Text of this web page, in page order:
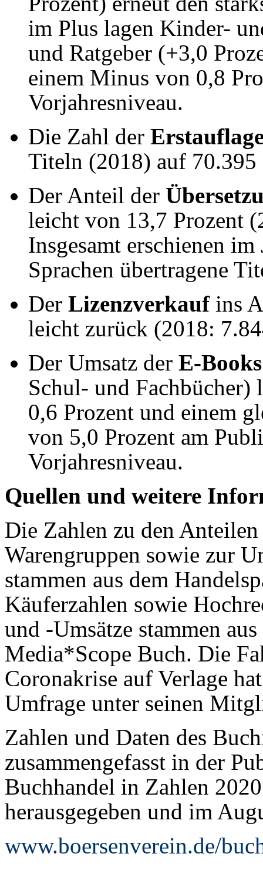
im Plus lagen Kinder-
und Ratgeber (+3,0
einem Minus von 0,8
Vorjahresniveau.
Die Zahl der
Titeln (2018) auf 70.395
Der Anteil der
leicht von 13,7 Prozent
Insgesamt erschienen
Sprachen übertragene
Der Lizenzverkaufins
leicht zurück (2018:
Der Umsatz der E-Books
Schul- und
0,6 Prozent und einem
von 5,0 Prozent am
Vorjahresniveau.
Quellen und weitere
Die Zahlen zu den
Warengruppen sowie zur
stammen aus dem
Käuferzahlen sowie
und -Umsätze stammen
Media*Scope Buch. Die
Coronakrise auf Verlage
Umfrage unter seinen
Zahlen und Daten des
zusammengefasst in der
Buchhandel in Zahlen
herausgegeben und im
www.boersenverein.de/